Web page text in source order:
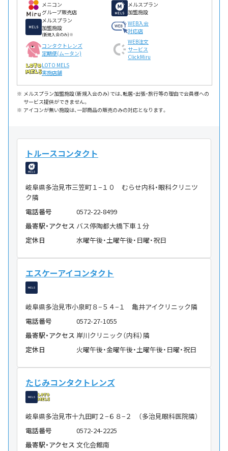
メニコン
グループ販売店
メルスプラン
加盟施設
メルスプラン
加盟施設
(新規入会のみ)※
WEB入会
対応店
コンタクトレンズ
定期便(ムータン)
WEB注文
サービス
ClickMiru
LOTO MELS
実施店舗
メルスプラン加盟施設（新規入会のみ）では、転居・出張・旅行等の理由で会員様への
サービス提供ができません。
アイコンが無い施設は、一部商品の販売のみの対応となります。
トルースコンタクト
岐阜県多治見市三笠町１−１０ むらせ内科・眼科クリニツ
ク隣
電話番号
0572-22-8499
最寄駅・アクセス バス停陶都大橋下車１分
定休日
水曜午後・土曜午後・日曜・祝日
エスケーアイコンタクト
岐阜県多治見市小泉町８−５４−１ 亀井アイクリニック隣
電話番号
0572-27-1055
最寄駅・アクセス 岸川クリニック（内科）隣
定休日
火曜午後・金曜午後・土曜午後・日曜・祝日
たじみコンタクトレンズ
岐阜県多治見市十九田町２−６８−２ （多治見眼科医院隣）
電話番号
0572-24-2225
最寄駅・アクセス 文化会館南